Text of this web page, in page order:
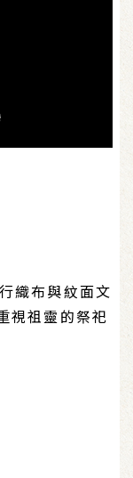
織布與紋面文
視祖靈的祭祀